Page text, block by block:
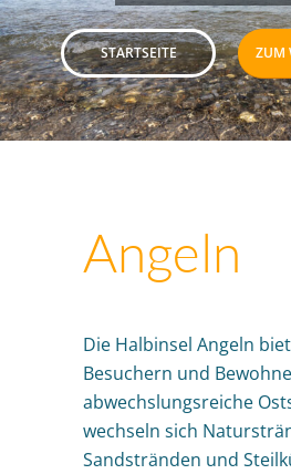
STARTSEITE ZUM
Angeln
Die Halbinsel Angeln
Besuchern und
abwechslungsreiche
wechseln sich
Sandstränden und